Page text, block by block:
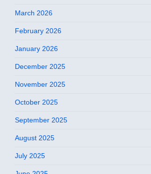
March 2026
February 2026
January 2026
December 2025
November 2025
October 2025
September 2025
August 2025
July 2025